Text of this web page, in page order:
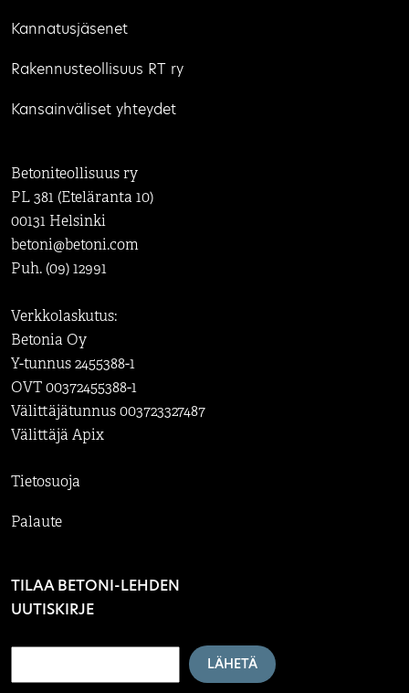
Kannatusjäsenet
Rakennusteollisuus RT ry
Kansainväliset yhteydet
Betoniteollisuus ry
PL 381 (Eteläranta 10)
00131 Helsinki
betoni@betoni.com
Puh. (09) 12991
Verkkolaskutus:
Betonia Oy
Y-tunnus 2455388-1
OVT 00372455388-1
Välittäjätunnus 003723327487
Välittäjä Apix
Tietosuoja
Palaute
TILAA BETONI-LEHDEN
UUTISKIRJE
LÄHETÄ